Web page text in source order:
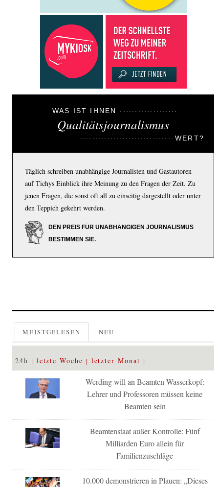
WAS IST IHNEN
Qualitätsjournalismus
WERT?
Täglich schreiben unabhängige Journalisten und Gastautoren
auf Tichys Einblick ihre Meinung zu den Fragen der Zeit. Zu
jenen Fragen, die sonst oft all zu einseitig dargestellt oder unter
den Teppich gekehrt werden.
DEN PREIS FÜR UNABHÄNGIGEN JOURNALISMUS
BESTIMMEN SIE.
MEISTGELESEN NEU
24h letzte Woche letzter Monat
Werding will an Beamten-Wasserkopf:
Lehrer und Professoren müssen keine
Beamten sein
Beamtenstaat außer Kontrolle: Fünf
Milliarden Euro allein für
Familienzuschläge
10.000 demonstrieren in Plauen: „Dieses